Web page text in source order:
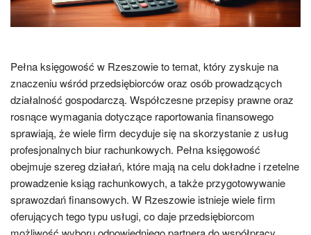
Pełna księgowość w Rzeszowie to temat, który zyskuje na
znaczeniu wśród przedsiębiorców oraz osób prowadzących
działalność gospodarczą. Współczesne przepisy prawne oraz
rosnące wymagania dotyczące raportowania finansowego
sprawiają, że wiele firm decyduje się na skorzystanie z usług
profesjonalnych biur rachunkowych. Pełna księgowość
obejmuje szereg działań, które mają na celu dokładne i rzetelne
prowadzenie ksiąg rachunkowych, a także przygotowywanie
sprawozdań finansowych. W Rzeszowie istnieje wiele firm
oferujących tego typu usługi, co daje przedsiębiorcom